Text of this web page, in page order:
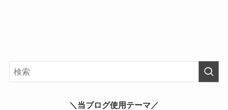
＼当ブログ使用テーマ／